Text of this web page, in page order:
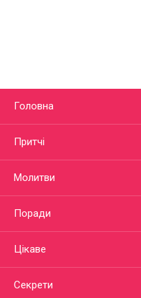
Головна
Притчі
Молитви
Поради
Цікаве
Секрети